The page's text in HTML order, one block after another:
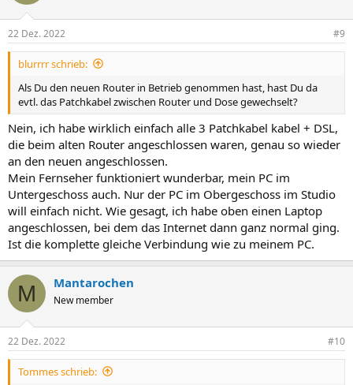
22 Dez. 2022 #9
blurrrr schrieb:
Als Du den neuen Router in Betrieb genommen hast, hast Du da
evtl. das Patchkabel zwischen Router und Dose gewechselt?
Nein, ich habe wirklich einfach alle 3 Patchkabel kabel + DSL,
die beim alten Router angeschlossen waren, genau so wieder
an den neuen angeschlossen.
Mein Fernseher funktioniert wunderbar, mein PC im
Untergeschoss auch. Nur der PC im Obergeschoss im Studio
will einfach nicht. Wie gesagt, ich habe oben einen Laptop
angeschlossen, bei dem das Internet dann ganz normal ging.
Ist die komplette gleiche Verbindung wie zu meinem PC.
M Mantarochen
New member
22 Dez. 2022 #10
Tommes schrieb: